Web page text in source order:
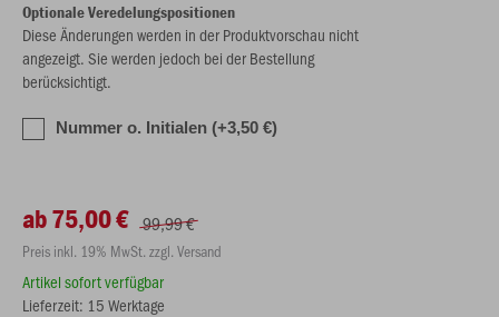
Optionale Veredelungspositionen
Diese Änderungen werden in der Produktvorschau nicht
angezeigt. Sie werden jedoch bei der Bestellung
berücksichtigt.
Nummer o. Initialen (+3,50 €)
ab 75,00 € 99,99 €
Preis inkl. 19% MwSt. zzgl. Versand
Artikel sofort verfügbar
Lieferzeit: 15 Werktage